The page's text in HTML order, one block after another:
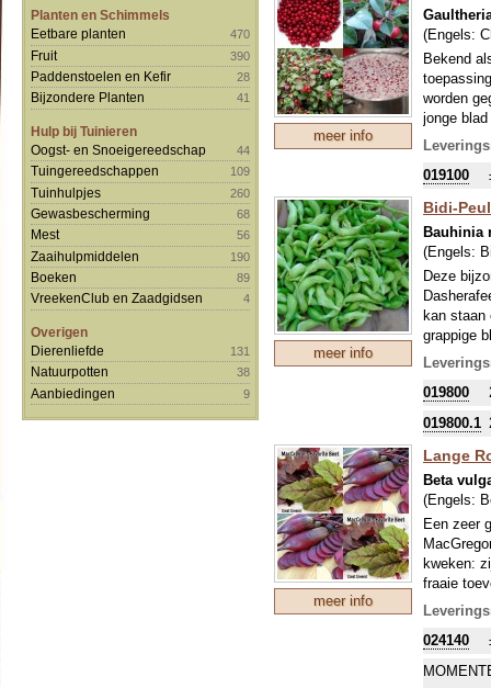
Planten en Schimmels
Eetbare planten
470
Fruit 390
Paddenstoelen en Kefir 28
Bijzondere Planten 41
Hulp bij Tuinieren
Oogst- en Snoeigereedschap
44
Tuingereedschappen 109
Tuinhulpjes 260
Gewasbescherming 68
Mest 56
Zaaihulpmiddelen 190
Boeken 89
VreekenClub en Zaadgidsen 4
Overigen
Dierenliefde
131
Natuurpotten 38
Aanbiedingen 9
meer info
(Engels:
Bekend
worden
jonge
van het
Voor de
019100
meer info
Bidi-
Bauhinia
(Engels:
Deze
kan staan
grappige
komen in
De
019800
019800.1
meer info
Lange
Beta
(Engels:
Een zeer
kweken:
fraaie
niet, je
024140